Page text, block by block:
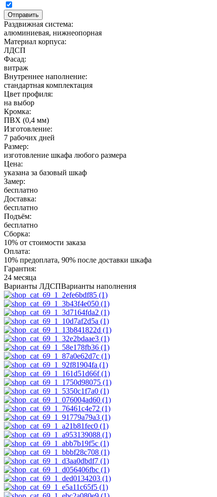
Раздвижная система:
алюминиевая, нижнеопорная
Материал корпуса:
ЛДСП
Фасад:
витраж
Внутреннее наполнение:
стандартная комплектация
Цвет профиля:
на выбор
Кромка:
ПВХ (0,4 мм)
Изготовление:
7 рабочих дней
Размер:
изготовление шкафа любого размера
Цена:
указана за базовый шкаф
Замер:
бесплатно
Доставка:
бесплатно
Подъём:
бесплатно
Сборка:
10% от стоимости заказа
Оплата:
10% предоплата, 90% после доставки шкафа
Гарантия:
24 месяца
Варианты ЛДСПВарианты наполнения